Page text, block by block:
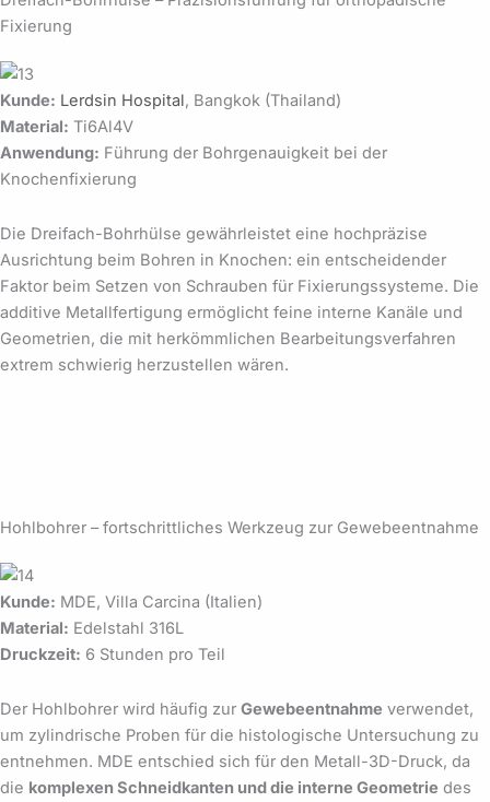
Fixierung
Kunde: Lerdsin Hospital, Bangkok (Thailand)
Material: Ti6Al4V
Anwendung: Führung der Bohrgenauigkeit bei der
Knochenfixierung
Die Dreifach-Bohrhülse gewährleistet eine hochpräzise
Ausrichtung beim Bohren in Knochen: ein entscheidender
Faktor beim Setzen von Schrauben für Fixierungssysteme. Die
additive Metallfertigung ermöglicht feine interne Kanäle und
Geometrien, die mit herkömmlichen Bearbeitungsverfahren
extrem schwierig herzustellen wären.
Hohlbohrer – fortschrittliches Werkzeug zur Gewebeentnahme
Kunde: MDE, Villa Carcina (Italien)
Material: Edelstahl 316L
Druckzeit: 6 Stunden pro Teil
Der Hohlbohrer wird häufig zur Gewebeentnahme verwendet,
um zylindrische Proben für die histologische Untersuchung zu
entnehmen. MDE entschied sich für den Metall-3D-Druck, da
die komplexen Schneidkanten und die interne Geometrie des